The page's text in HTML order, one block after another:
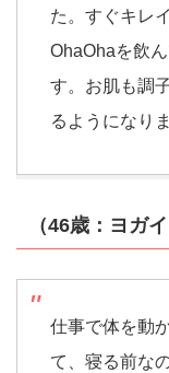
た。すぐキレ
OhaOhaを飲
す。お肌も調
るようになり
（46歳：ヨガ
仕事で体を動
て、寝る前な